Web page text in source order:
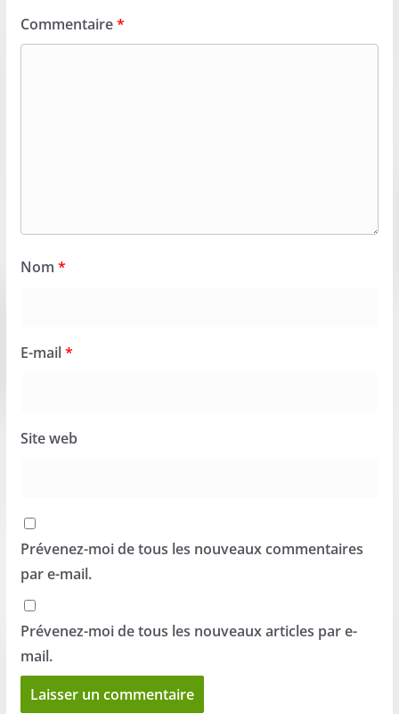
Commentaire*
Nom *
E-mail*
Site web
Prévenez-moi de tous les nouveaux commentaires
par e-mail.
Prévenez-moi de tous les nouveaux articles par e-
mail.